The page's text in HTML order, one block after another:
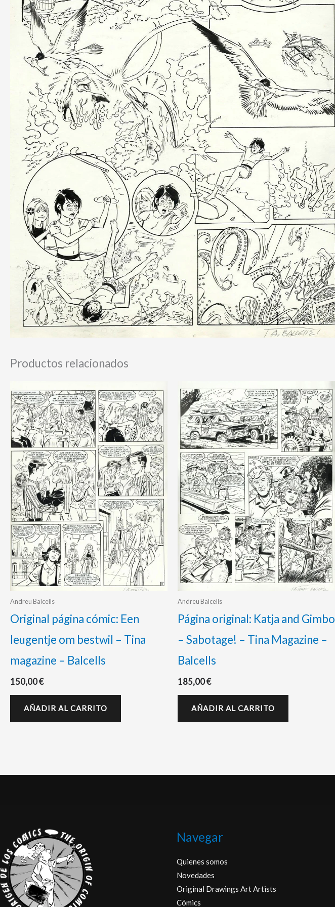
Productos relacionados
Andreu Balcells
Original página cómic: Een
leugentje om bestwil – Tina
magazine – Balcells
150,00€
AÑADIR AL CARRITO
Andreu Balcells
Página original: Katja and Gimbo
– Sabotage! – Tina Magazine –
Balcells
185,00€
AÑADIR AL CARRITO
Navegar
Quienes somos
Novedades
Original Drawings Art Artists
Cómics